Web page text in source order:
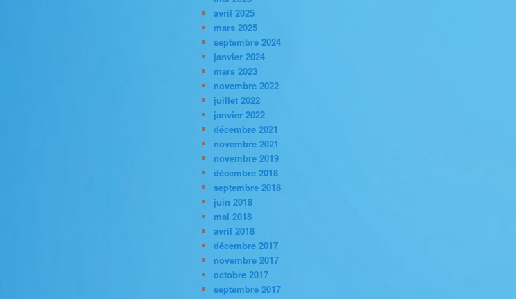
avril 2025
mars 2025
septembre 2024
janvier 2024
mars 2023
novembre 2022
juillet 2022
janvier 2022
décembre 2021
novembre 2021
novembre 2019
décembre 2018
septembre 2018
juin 2018
mai 2018
avril 2018
décembre 2017
novembre 2017
octobre 2017
septembre 2017